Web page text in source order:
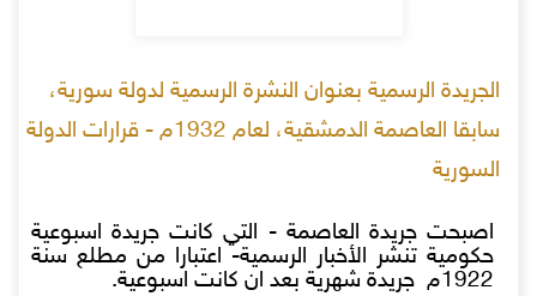
الجريدة الرسمية بعنوان النشرة الرسمية لدولة سورية،
سابقا العاصمة الدمشقية، لعام 1932م - قرارات الدولة
السورية
اصبحت جريدة العاصمة - التي كانت جريدة اسبوعية
حكومية تنشر الأخبار الرسمية- اعتبارا من مطلع سنة
1922م جريدة شهرية بعد ان كانت اسبوعية.